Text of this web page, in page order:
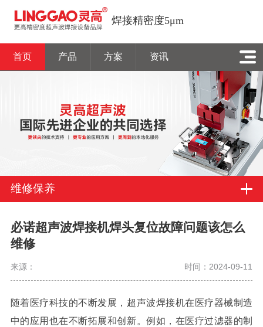
焊接精密度5μm
首页 产品 方案 资讯
维修保养
必诺超声波焊接机焊头复位故障问题该怎么
维修
来源： 时间：2024-09-11
随着医疗科技的不断发展，超声波焊接机在医疗器械制造
中的应用也在不断拓展和创新。例如，在医疗过滤器的制